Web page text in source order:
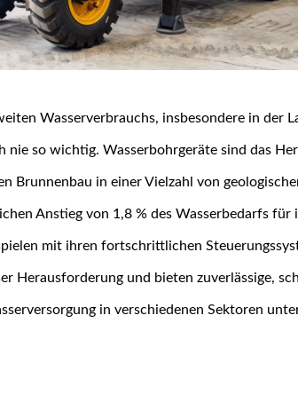
Wasserverbrauchs, insbesondere in der
nie so wichtig. Wasserbohrgeräte sind das
Brunnenbau in einer Vielzahl von
Anstieg von 1,8 % des Wasserbedarfs
mit ihren fortschrittlichen
Herausforderung und bieten zuverlässige,
in verschiedenen Sektoren